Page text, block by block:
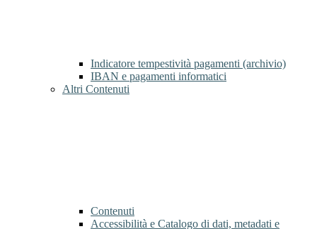
Indicatore tempestività pagamenti (archivio)
IBAN e pagamenti informatici
Altri Contenuti
Contenuti
Accessibilità e Catalogo di dati, metadati e